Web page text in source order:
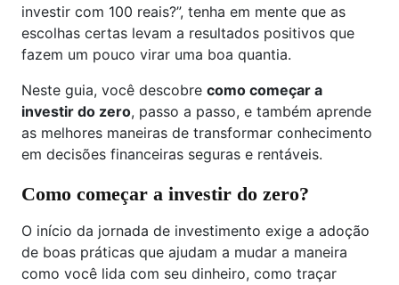
investir com 100 reais?”, tenha em mente que as
escolhas certas levam a resultados positivos que
fazem um pouco virar uma boa quantia.
Neste guia, você descobre como começar a
investir do zero, passo a passo, e também aprende
as melhores maneiras de transformar conhecimento
em decisões financeiras seguras e rentáveis.
Como começar a investir do zero?
O início da jornada de investimento exige a adoção
de boas práticas que ajudam a mudar a maneira
como você lida com seu dinheiro, como traçar